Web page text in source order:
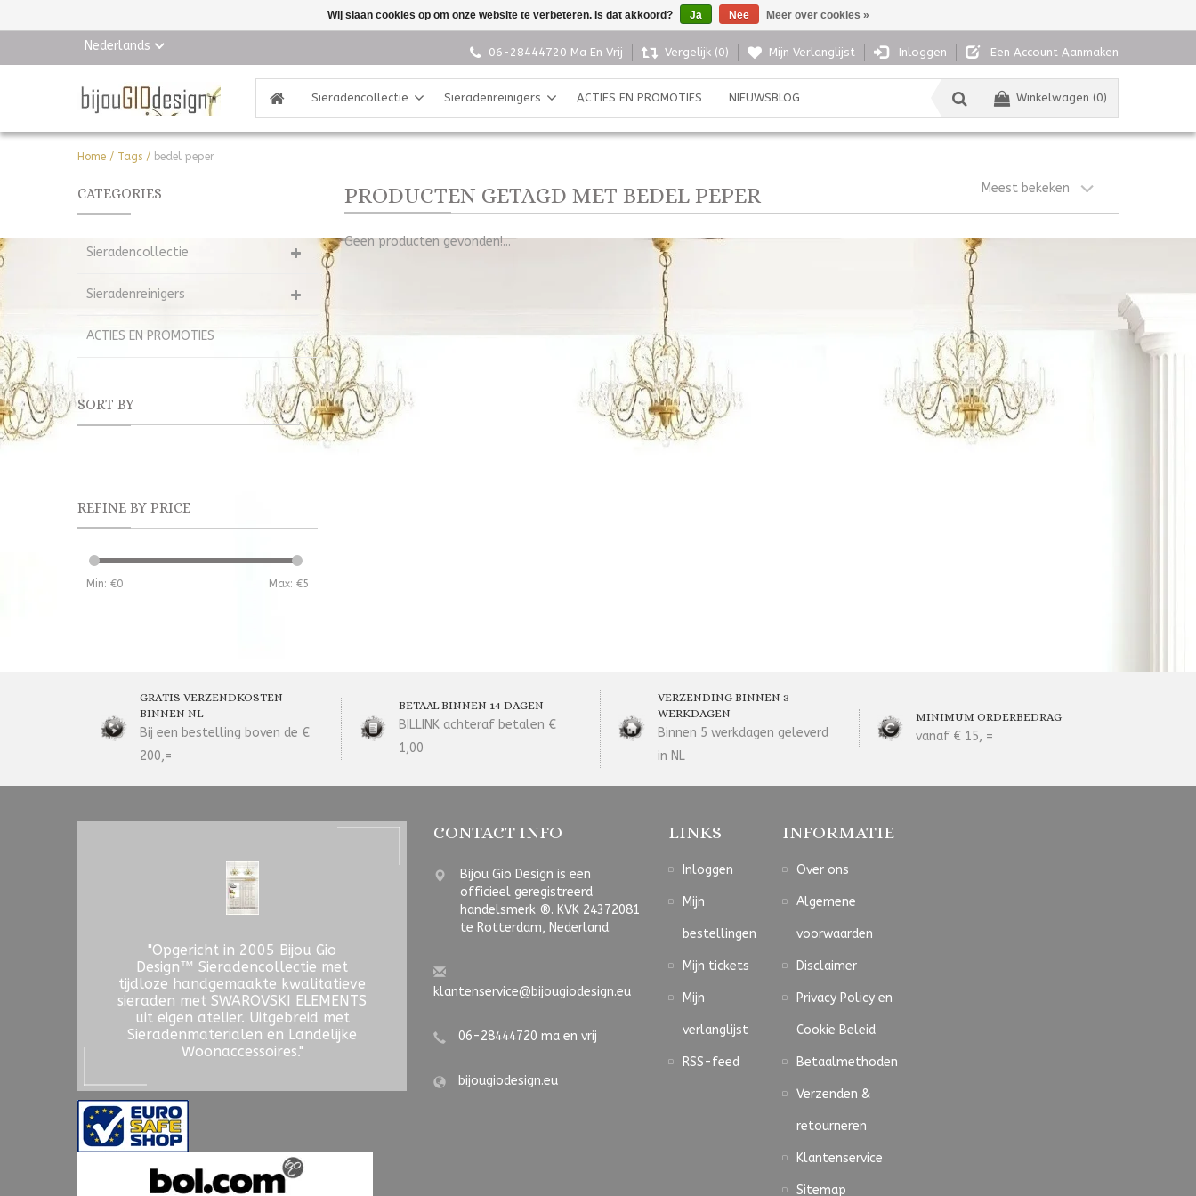
Nederlands 06-28444720 Ma En Vrij Vergelijk (0) Mijn Verlanglijst Inloggen Een Account Aanmaken
Winkelwagen (0)
Sieradencollectie Sieradenreinigers ACTIES EN PROMOTIES NIEUWSBLOG
Home / Tags / bedel peper
CATEGORIES
Sieradencollectie
Sieradenreinigers
ACTIES EN PROMOTIES
SORT BY
REFINE BY PRICE
Min: €0 Max: €5
PRODUCTEN GETAGD MET BEDEL PEPER Meest bekeken
Geen producten gevonden!...
GRATIS VERZENDKOSTEN
BINNEN NL
Bij een bestelling boven de €
200,=
BETAAL BINNEN 14 DAGEN
BILLINK achteraf betalen €
1,00
VERZENDING BINNEN 3
WERKDAGEN
Binnen 5 werkdagen geleverd
in NL
MINIMUM ORDERBEDRAG
vanaf € 15, =
"Opgericht in 2005 Bijou Gio
Design™ Sieradencollectie met
tijdloze handgemaakte kwalitatieve
sieraden met SWAROVSKI ELEMENTS
uit eigen atelier. Uitgebreid met
Sieradenmaterialen en Landelijke
Woonaccessoires."
CONTACT INFO
Bijou Gio Design is een
officieel geregistreerd
handelsmerk ®. KVK 24372081
te Rotterdam, Nederland.
klantenservice@bijougiodesign.eu
06-28444720 ma en vrij
bijougiodesign.eu
LINKS
Inloggen
Mijn
bestellingen
Mijn tickets
Mijn
verlanglijst
RSS-feed
INFORMATIE
Over ons
Algemene
voorwaarden
Disclaimer
Privacy Policy en
Cookie Beleid
Betaalmethoden
Verzenden &
retourneren
Klantenservice
Sitemap
Wij slaan cookies op om onze website te verbeteren. Is dat akkoord? Ja Nee Meer over cookies »